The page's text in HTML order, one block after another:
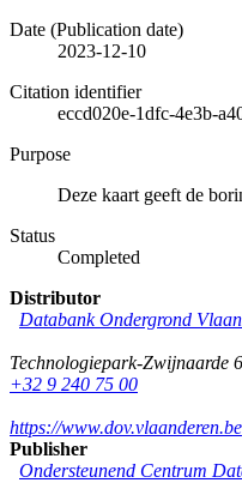
Date (Publication date)
2023-12-10
Citation identifier
eccd020e-1dfc-4e3b-
Purpose
Deze kaart geeft de
Status
Completed
Distributor
Databank Ondergrond
Technologiepark-Zwijnaarde
+32 9 240 75 00
https://www.dov.vlaanderen.be
Publisher
Ondersteunend Centrum